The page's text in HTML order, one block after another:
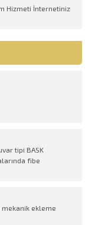
Hizmeti İnternetiniz
tipi BASK
fibe
ekleme